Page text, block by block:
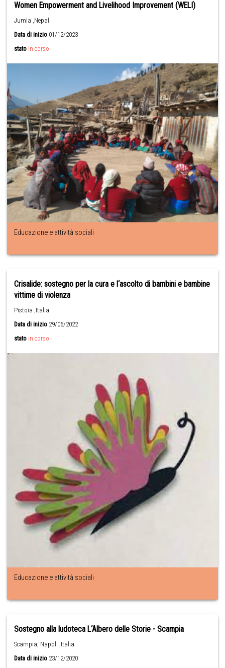
Women Empowerment and Livelihood Improvement (WELI)
Jumla ,Nepal
Data di inizio 01/12/2023
stato in corso
Educazione e attività sociali
Crisalide: sostegno per la cura e l‘ascolto di bambini e bambine
vittime di violenza
Pistoia ,Italia
Data di inizio 29/06/2022
stato in corso
Educazione e attività sociali
Sostegno alla ludoteca L‘Albero delle Storie - Scampia
Scampia, Napoli ,Italia
Data di inizio 23/12/2020